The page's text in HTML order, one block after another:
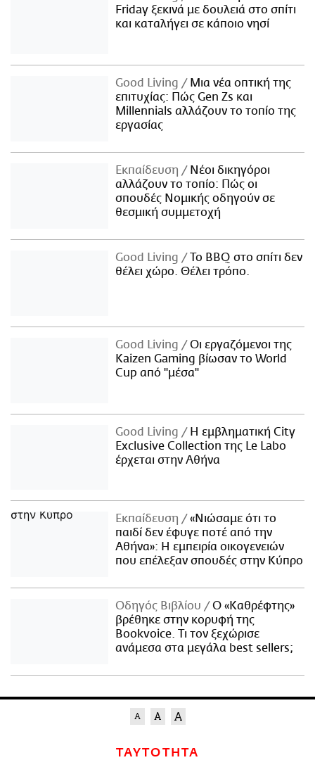
Friday ξεκινά με δουλειά στο σπίτι
και καταλήγει σε κάποιο νησί
Good Living
Μια νέα οπτική της
επιτυχίας: Πώς Gen Zs και
Millennials αλλάζουν το τοπίο της
εργασίας
Εκπαίδευση
Νέοι δικηγόροι
αλλάζουν το τοπίο: Πώς οι
σπουδές Νομικής οδηγούν σε
θεσμική συμμετοχή
Good Living
Το BBQ στο σπίτι δεν
θέλει χώρο. Θέλει τρόπο.
Good Living
Οι εργαζόμενοι της
Kaizen Gaming βίωσαν το World
Cup από "μέσα"
Good Living
Η εμβληματική City
Exclusive Collection της Le Labo
έρχεται στην Αθήνα
Εκπαίδευση
«Νιώσαμε ότι το
παιδί δεν έφυγε ποτέ από την
Αθήνα»: Η εμπειρία οικογενειών
που επέλεξαν σπουδές στην Κύπρο
Οδηγός Βιβλίου
Ο «Καθρέφτης»
βρέθηκε στην κορυφή της
Bookvoice. Τι τον ξεχώρισε
ανάμεσα στα μεγάλα best sellers;
ΤΑΥΤΟΤΗΤΑ